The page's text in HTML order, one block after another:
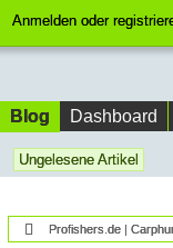
Anmelden oder
Blog Dashboard
Ungelesene Artikel
Profishers.de |